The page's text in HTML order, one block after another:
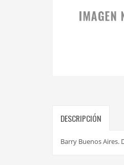
DESCRIPCIÓN
Barry Buenos Aires.